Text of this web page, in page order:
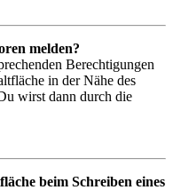
melden?
Berechtigungen
in der Nähe des
wirst dann durch die
beim Schreiben eines